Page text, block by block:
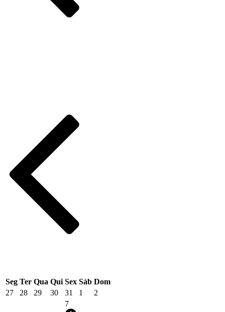
Seg Ter Qua Qui Sex Sáb Dom
27
28 29 30 31 1 2
7